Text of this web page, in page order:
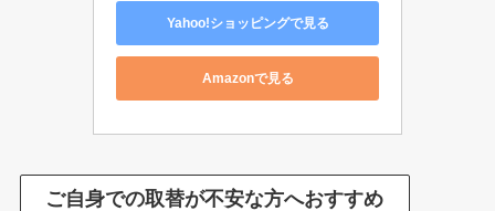
Yahoo!ショッピングで見る
Amazonで見る
ご自身での取替が不安な方へおすすめ